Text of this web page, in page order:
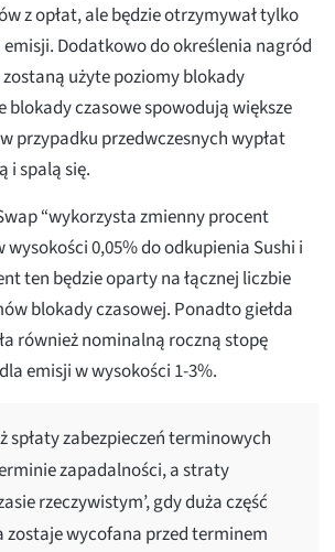
z opłat, ale będzie otrzymywał tylko
Dodatkowo do określenia nagród
użyte poziomy blokady
blokady czasowe spowodują większe
przypadku przedwczesnych wypłat
i spalą się.
“wykorzysta zmienny procent
wysokości 0,05% do odkupienia Sushi i
ten będzie oparty na łącznej liczbie
blokady czasowej. Ponadto giełda
również nominalną roczną stopę
emisji w wysokości 1-3%.
spłaty zabezpieczeń terminowych
zapadalności, a straty
rzeczywistym’, gdy duża część
zostaje wycofana przed terminem